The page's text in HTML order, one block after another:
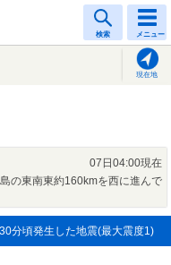
検索 メニュー
現在地
07日04:00現在
の東南東約160kmを西に進んで
分頃発生した地震(最大震度1)